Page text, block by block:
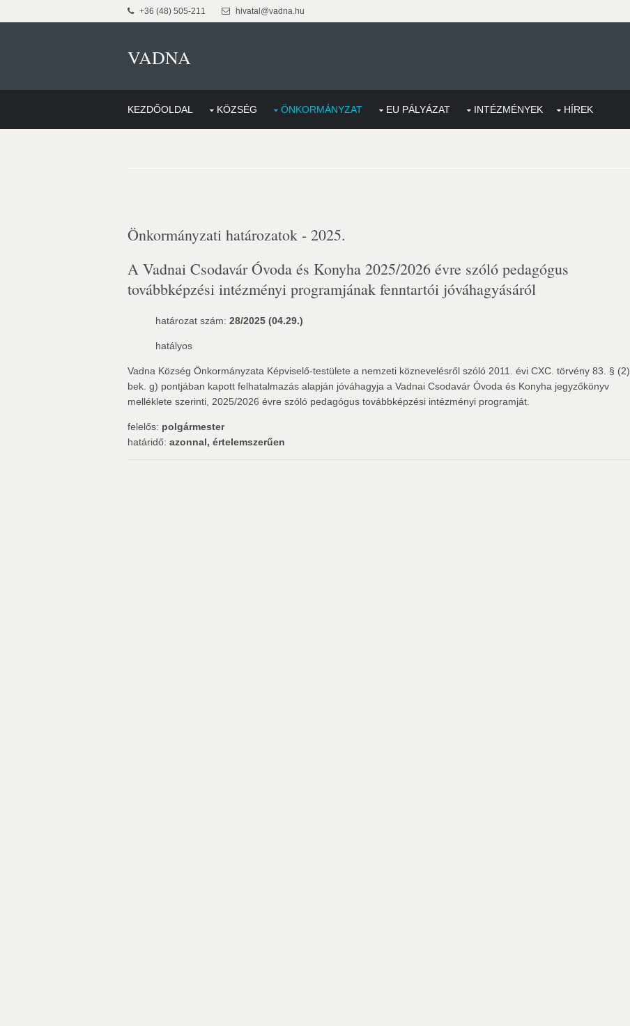
+36 (48) 505-211 hivatal@vadna.hu
VADNA
KEZDŐOLDAL KÖZSÉG ÖNKORMÁNYZAT EU PÁLYÁZAT INTÉZMÉNYEK HÍREK
Önkormányzati határozatok - 2025.
A Vadnai Csodavár Óvoda és Konyha 2025/2026 évre szóló pedagógus
továbbképzési intézményi programjának fenntartói jóváhagyásáról
határozat szám: 28/2025 (04.29.)
hatályos
Vadna Község Önkormányzata Képviselő-testülete a nemzeti köznevelésről szóló 2011. évi CXC. törvény 83. § (2)
bek. g) pontjában kapott felhatalmazás alapján jóváhagyja a Vadnai Csodavár Óvoda és Konyha jegyzőkönyv
melléklete szerinti, 2025/2026 évre szóló pedagógus továbbképzési intézményi programját.
felelős: polgármester
határidő: azonnal, értelemszerűen